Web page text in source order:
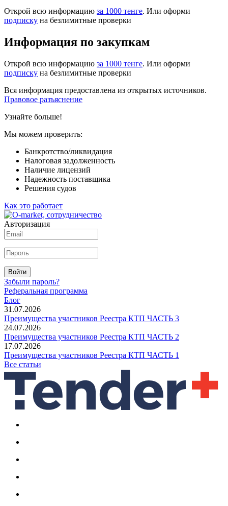
Открой всю информацию за 1000 тенге. Или оформи
подписку на безлимитные проверки
Информация по закупкам
Открой всю информацию за 1000 тенге. Или оформи
подписку на безлимитные проверки
Вся информация предоставлена из открытых источников.
Правовое разъяснение
Узнайте больше!
Мы можем проверить:
Банкротство/ликвидация
Налоговая задолженность
Наличие лицензий
Надежность поставщика
Решения судов
Как это работает
Авторизация
Войти
Забыли пароль?
Реферальная программа
Блог
31.07.2026
Преимущества участников Реестра КТП ЧАСТЬ 3
24.07.2026
Преимущества участников Реестра КТП ЧАСТЬ 2
17.07.2026
Преимущества участников Реестра КТП ЧАСТЬ 1
Все статьи